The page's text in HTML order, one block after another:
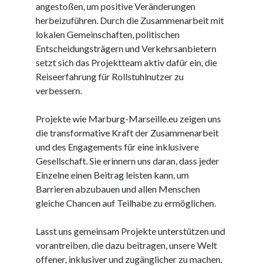
Kategorien
barrierefreie website
din 18040
fachkraft
ferienhaus
ferienwohnung
ferienwohnungen
fewo
firmenumzug
grundschule
gymnasium
hause
kultur
kunst und handwerk
angestoßen, um positive Veränderungen
herbeizuführen. Durch die Zusammenarbeit mit
lokalen Gemeinschaften, politischen
Entscheidungsträgern und Verkehrsanbietern
setzt sich das Projektteam aktiv dafür ein, die
Reiseerfahrung für Rollstuhlnutzer zu
verbessern.
Projekte wie Marburg-Marseille.eu zeigen uns
die transformative Kraft der Zusammenarbeit
und des Engagements für eine inklusivere
Gesellschaft. Sie erinnern uns daran, dass jeder
Einzelne einen Beitrag leisten kann, um
Barrieren abzubauen und allen Menschen
gleiche Chancen auf Teilhabe zu ermöglichen.
Lasst uns gemeinsam Projekte unterstützen und
vorantreiben, die dazu beitragen, unsere Welt
offener, inklusiver und zugänglicher zu machen.